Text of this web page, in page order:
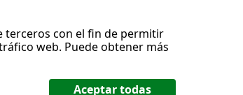
terceros con el fin de permitir
web. Puede obtener más